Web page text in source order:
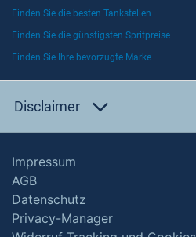
Finden Sie die besten Tankstellen
Finden Sie die günstigsten Spritpreise
Finden Sie Ihre bevorzugte Marke
Disclaimer
Impressum
AGB
Datenschutz
Privacy-Manager